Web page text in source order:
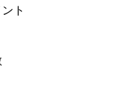
ト